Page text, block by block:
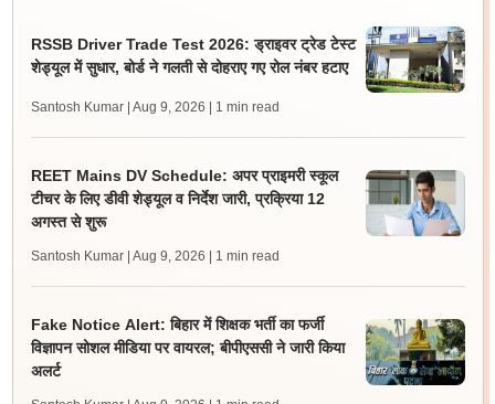
RSSB Driver Trade Test 2026: ड्राइवर ट्रेड टेस्ट
शेड्यूल में सुधार, बोर्ड ने गलती से दोहराए गए रोल नंबर हटाए
Santosh Kumar | Aug 9, 2026 | 1 min read
REET Mains DV Schedule: अपर प्राइमरी स्कूल
टीचर के लिए डीवी शेड्यूल व निर्देश जारी, प्रक्रिया 12
अगस्त से शुरू
Santosh Kumar | Aug 9, 2026 | 1 min read
Fake Notice Alert: बिहार में शिक्षक भर्ती का फर्जी
विज्ञापन सोशल मीडिया पर वायरल; बीपीएससी ने जारी किया
अलर्ट